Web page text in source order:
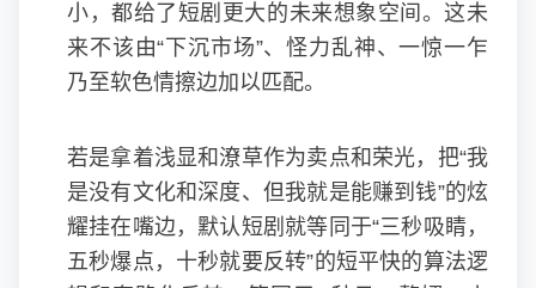
小，都给了短剧更大的未来想象空间。这未
来不该由“下沉市场”、怪力乱神、一惊一乍
乃至软色情擦边加以匹配。
若是拿着浅显和潦草作为卖点和荣光，把“我
是没有文化和深度、但我就是能赚到钱”的炫
耀挂在嘴边，默认短剧就等同于“三秒吸睛，
五秒爆点，十秒就要反转”的短平快的算法逻